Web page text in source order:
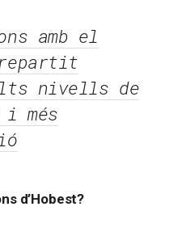
amb el
repartit
nivells de
més
d’Hobest?